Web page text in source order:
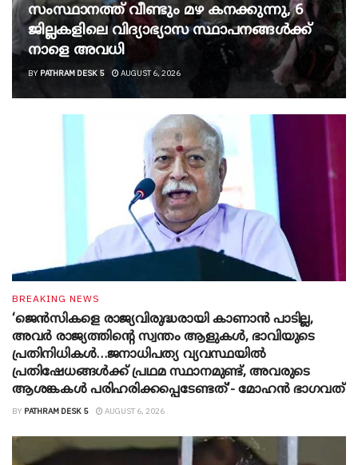
സംസ്ഥാനത്ത് വീണ്ടും മഴ കനക്കുന്നു, 6
ജില്ലകളിലെ വിദ്യാഭ്യാസ സ്ഥാപനങ്ങൾക്ക്
നാളെ അവധി
BY PATHRAM DESK 5 AUGUST 6, 2026
BREAKING NEWS
‘ജെൻസികളെ രാജ്യവിരുദ്ധരായി കാണാൻ പാടില്ല,
അവർ രാജ്യത്തിന്റെ സ്വന്തം ആളുകൾ, ഭാവിയുടെ
പ്രതിനിധികൾ…ജനാധിപത്യ വ്യവസ്ഥയിൽ
പ്രതിഷേധങ്ങൾക്ക് പ്രഥമ സ്ഥാനമുണ്ട്, അവരുടെ
ആശങ്കകൾ പരിഹരിക്കപ്പെടേണ്ടത്’- മോഹൻ ഭാ​ഗവത്
BY PATHRAM DESK 5 AUGUST 6, 2026